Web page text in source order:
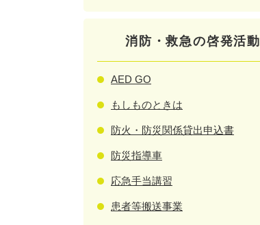
消防・救急の啓発活動
AED GO
もしものときは
防火・防災関係貸出申込書
防災指導車
応急手当講習
患者等搬送事業